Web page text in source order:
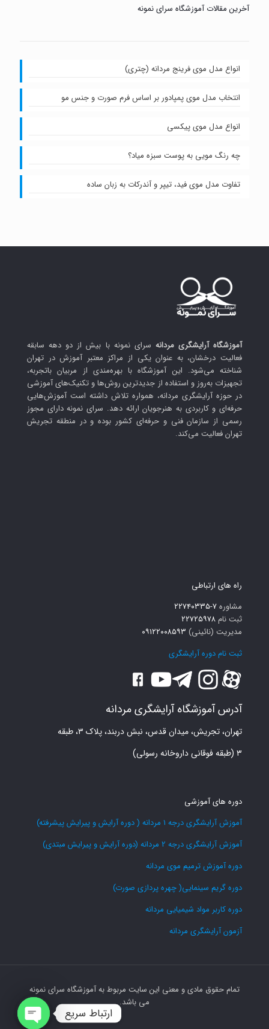
آخرین مقالات آموزشگاه سرای نمونه
انواع مدل موی فرینج مردانه (چتری)
انتخاب مدل موی پمپادور بر اساس فرم صورت و جنس مو
انواع مدل موی پیکسی
چه رنگ مویی به پوست سبزه میاد؟
تفاوت مدل موی فید، تیپر و آندرکات به زبان ساده
آموزشگاه آرایشگری مردانه سرای نمونه با بیش از دو دهه سابقه
فعالیت درخشان، به عنوان یکی از مراکز معتبر آموزش در تهران
شناخته می‌شود. این آموزشگاه با بهره‌مندی از مربیان باتجربه،
تجهیزات به‌روز و استفاده از جدیدترین روش‌ها و تکنیک‌های آموزشی
در حوزه آرایشگری مردانه، همواره تلاش داشته است آموزش‌هایی
حرفه‌ای و کاربردی به هنرجویان ارائه دهد. سرای نمونه دارای مجوز
رسمی از سازمان فنی و حرفه‌ای کشور بوده و در منطقه تجریش
تهران فعالیت می‌کند.
راه های ارتباطی
مشاوره۷-۲۲۷۴۰۳۳۵
ثبت نام ۲۲۷۲۵۹۷۸
مدیریت (نائینی) ۰۹۱۲۲۰۰۸۵۹۳
ثبت نام دوره آرایشگری
آدرس آموزشگاه آرایشگری مردانه
تهران، تجریش، میدان قدس، نبش دربند، پلاک ۳، طبقه
۳ (طبقه فوقانی داروخانه رسولی)
دوره های آموزشی
آموزش آرایشگری درجه 1 مردانه ( دوره آرایش و پیرایش پیشرفته)
آموزش آرایشگری درجه 2 مردانه (دوره آرایش و پیرایش مبتدی)
دوره آموزش ترمیم موی مردانه
دوره گریم سینمایی( چهره پردازی صورت)
دوره کاربر مواد شیمیایی مردانه
آزمون آرایشگری مردانه
تمام حقوق مادی و معنی این سایت مربوط به آموزشگاه سرای نمونه
می باشد.
ارتباط سریع